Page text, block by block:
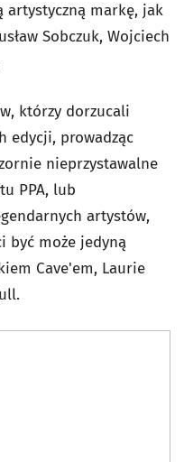
artystyczną markę, jak
Sobczuk, Wojciech
którzy dorzucali
edycji, prowadząc
nieprzystawalne
PPA, lub
artystów,
być może jedyną
Cave'em, Laurie